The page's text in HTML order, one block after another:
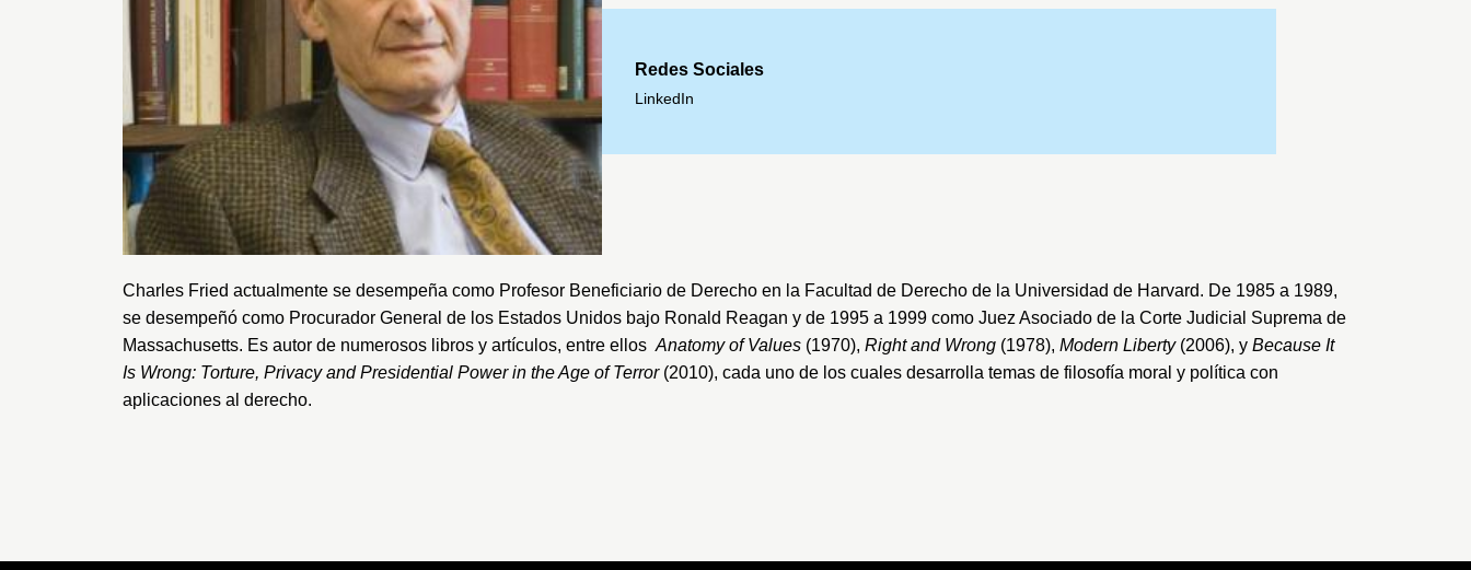
Redes Sociales
LinkedIn
Charles Fried actualmente se desempeña como Profesor Beneficiario de Derecho en la Facultad de Derecho de la Universidad de Harvard. De 1985 a 1989,
se desempeñó como Procurador General de los Estados Unidos bajo Ronald Reagan y de 1995 a 1999 como Juez Asociado de la Corte Judicial Suprema de
Massachusetts. Es autor de numerosos libros y artículos, entre ellos Anatomy of Values (1970), Right and Wrong (1978), Modern Liberty(2006), y Because It
Is Wrong: Torture, Privacy and Presidential Power in the Age of Terror(2010), cada uno de los cuales desarrolla temas de filosofía moral y política con
aplicaciones al derecho.